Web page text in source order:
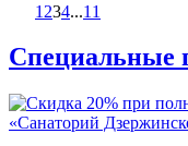
1 234...11
Специальные